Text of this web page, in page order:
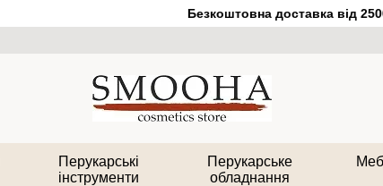
Безкоштовна доставка від 2500
Перукарські
інструменти
Перукарське
обладнання